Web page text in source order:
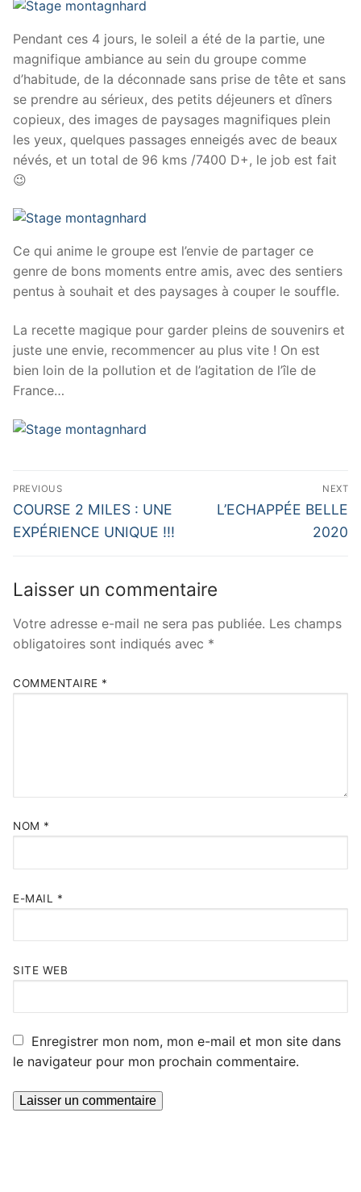
Pendant ces 4 jours, le soleil a été de la partie, une
magnifique ambiance au sein du groupe comme
d’habitude, de la déconnade sans prise de tête et sans
se prendre au sérieux, des petits déjeuners et dîners
copieux, des images de paysages magnifiques plein
les yeux, quelques passages enneigés avec de beaux
névés, et un total de 96 kms /7400 D+, le job est fait
😉
Ce qui anime le groupe est l’envie de partager ce
genre de bons moments entre amis, avec des sentiers
pentus à souhait et des paysages à couper le souffle.
La recette magique pour garder pleins de souvenirs et
juste une envie, recommencer au plus vite ! On est
bien loin de la pollution et de l’agitation de l’île de
France…
Navigation
de
l’article
PREVIOUS
Previous
post:
COURSE 2 MILES : UNE
EXPÉRIENCE UNIQUE !!!
NEXT
Next
L’ECHAPPÉE BELLE
2020
Laisser un commentaire
Votre adresse e-mail ne sera pas publiée. Les champs
obligatoires sont indiqués avec *
COMMENTAIRE *
NOM *
E-MAIL *
SITE WEB
Enregistrer mon nom, mon e-mail et mon site dans
le navigateur pour mon prochain commentaire.